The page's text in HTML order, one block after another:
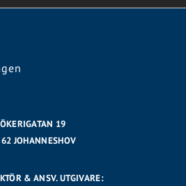
19
JOHANNESHOV
& ANSV. UTGIVARE: